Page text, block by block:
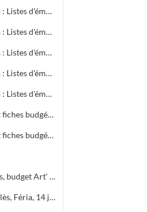
Elections législatives 2002 - 4ème circonscription : Listes d'émargement par bureau de vote : 10 à 14
Elections législatives 2002 - 4ème circonscription : Listes d'émargement par bureau de vote : 15 à 17
Elections législatives 2002 - 5ème circonscription : Listes d'émargement par bureau de vote : 18 à 21
Elections législatives 2002 - 5ème circonscription : Listes d'émargement par bureau de vote : 22 à 25
Elections législatives 2002 - 5ème circonscription : Listes d'émargement par bureau de vote : 26 à 29
Fiches manifestations : Organisation matérielle et fiches budgétaires
Fiches manifestations : Organisation matérielle et fiches budgétaires
Coût des manifestations, bilan financier Estiv' Alès, budget Art' Alès
Coût des manifestations,bilan financier Carnav' Alès, Féria, 14 juillet, Estiv' Alès, fête de la châtaigne